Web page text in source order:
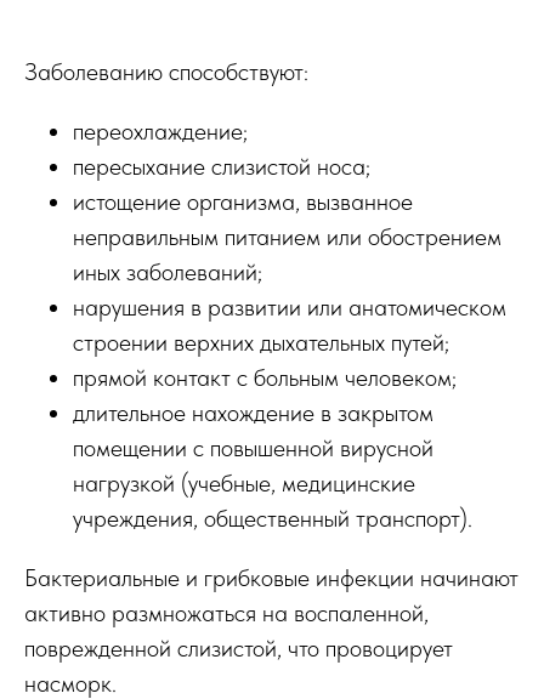
Заболеванию способствуют:
переохлаждение;
пересыхание слизистой носа;
истощение организма, вызванное
неправильным питанием или обострением
иных заболеваний;
нарушения в развитии или анатомическом
строении верхних дыхательных путей;
прямой контакт с больным человеком;
длительное нахождение в закрытом
помещении с повышенной вирусной
нагрузкой (учебные, медицинские
учреждения, общественный транспорт).
Бактериальные и грибковые инфекции начинают
активно размножаться на воспаленной,
поврежденной слизистой, что провоцирует
насморк.